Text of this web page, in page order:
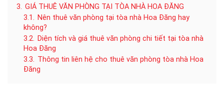
3. GIÁ THUÊ VĂN PHÒNG TẠI TÒA NHÀ HOA ĐĂNG
3.1. Nên thuê văn phòng tại tòa nhà Hoa Đăng hay
không?
3.2. Diện tích và giá thuê văn phòng chi tiết tại tòa nhà
Hoa Đăng
3.3. Thông tin liên hệ cho thuê văn phòng tòa nhà Hoa
Đăng